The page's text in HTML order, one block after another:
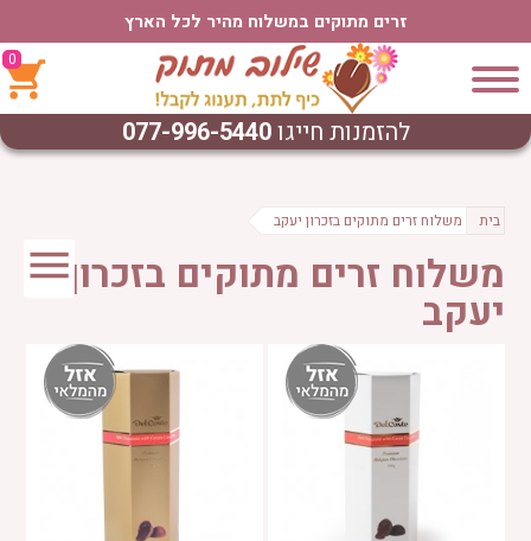
זרים מתוקים במשלוח מהיר לכל הארץ
0
להזמנות חייגו077-996-5440
בית משלוח זרים מתוקים בזכרון יעקב
משלוח זרים מתוקים בזכרון
יעקב